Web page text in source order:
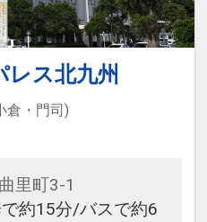
ス北九州
倉・門司)
里町3-1
約15分/バスで約6